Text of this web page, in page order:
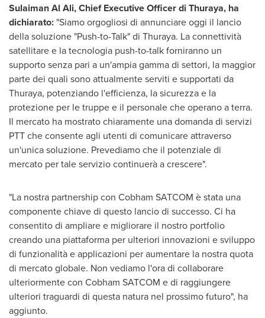
Sulaiman Al Ali, Chief Executive Officer di Thuraya, ha
dichiarato: "Siamo orgogliosi di annunciare oggi il lancio
della soluzione "Push-to-Talk" di Thuraya. La connettività
satellitare e la tecnologia push-to-talk forniranno un
supporto senza pari a un'ampia gamma di settori, la maggior
parte dei quali sono attualmente serviti e supportati da
Thuraya, potenziando l'efficienza, la sicurezza e la
protezione per le truppe e il personale che operano a terra.
Il mercato ha mostrato chiaramente una domanda di servizi
PTT che consente agli utenti di comunicare attraverso
un'unica soluzione. Prevediamo che il potenziale di
mercato per tale servizio continuerà a crescere".
"La nostra partnership con Cobham SATCOM è stata una
componente chiave di questo lancio di successo. Ci ha
consentito di ampliare e migliorare il nostro portfolio
creando una piattaforma per ulteriori innovazioni e sviluppo
di funzionalità e applicazioni per aumentare la nostra quota
di mercato globale. Non vediamo l'ora di collaborare
ulteriormente con Cobham SATCOM e di raggiungere
ulteriori traguardi di questa natura nel prossimo futuro", ha
aggiunto.